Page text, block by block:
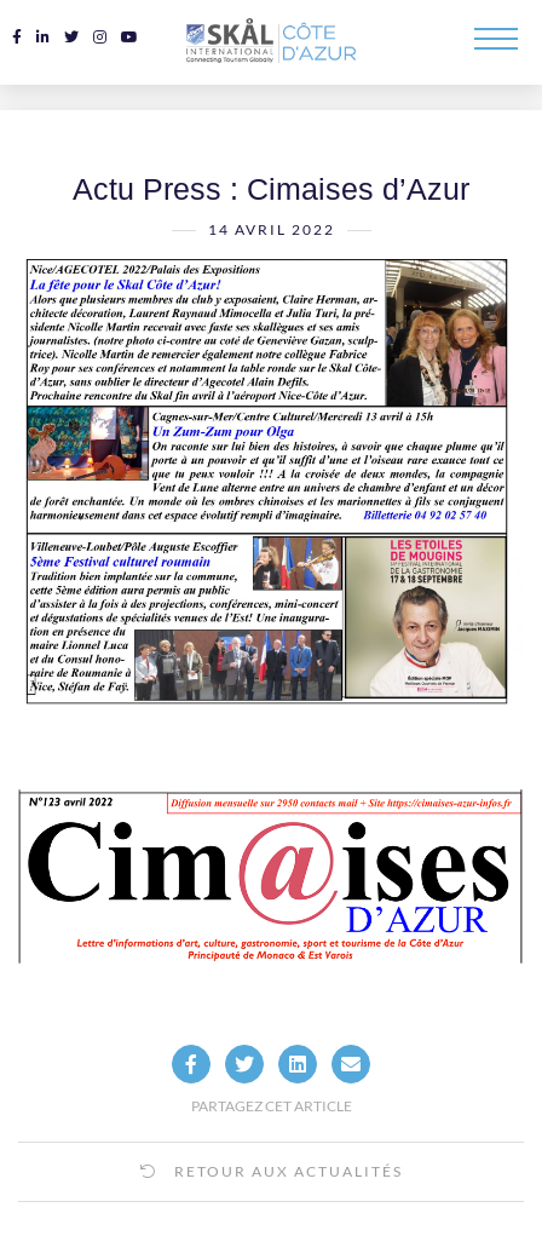
Actu Press : Cimaises d’Azur
14 AVRIL 2022
PARTAGEZ CET ARTICLE
RETOUR AUX ACTUALITÉS